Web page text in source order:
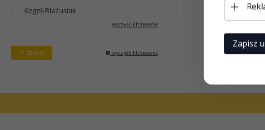
Kegel-Błażusiak
wyczyść filtrowanie
Szukaj wyczyść filtrowanie
* z
Zapisz